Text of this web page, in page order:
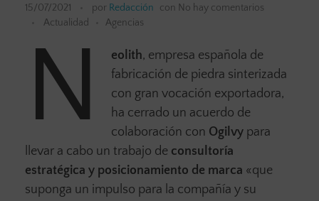
15/07/2021 por Redacción con No hay comentarios
Actualidad
Agencias
N eolith, empresa española de
fabricación de piedra sinterizada
con gran vocación exportadora,
ha cerrado un acuerdo de
colaboración con Ogilvy para
llevar a cabo un trabajo de consultoría
estratégica y posicionamiento de marca «que
suponga un impulso para la compañía y su